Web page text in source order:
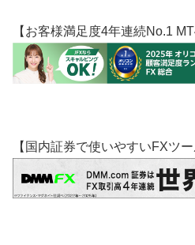
【お客様満足度4年連続No.1
【国内証券で使いやすいFXツー